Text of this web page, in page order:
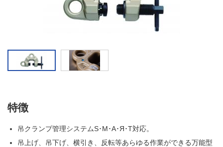
特徴
吊クランプ管理システムS･M･A･Я･T対応。
吊上げ、吊下げ、横引き、反転等あらゆる作業ができる万能型